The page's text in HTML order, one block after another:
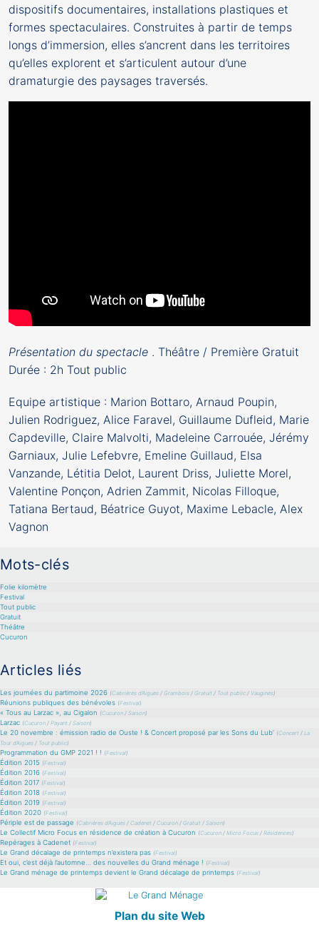
dispositifs documentaires, installations plastiques et
formes spectaculaires. Construites à partir de temps
longs d’immersion, elles s’ancrent dans les territoires
qu’elles explorent et s’articulent autour d’une
dramaturgie des paysages traversés.
Présentation du spectacle . Théâtre / Première Gratuit
Durée : 2h Tout public
Equipe artistique : Marion Bottaro, Arnaud Poupin,
Julien Rodriguez, Alice Faravel, Guillaume Dufleid, Marie
Capdeville, Claire Malvolti, Madeleine Carrouée, Jérémy
Garniaux, Julie Lefebvre, Emeline Guillaud, Elsa
Vanzande, Létitia Delot, Laurent Driss, Juliette Morel,
Valentine Ponçon, Adrien Zammit, Nicolas Filloque,
Tatiana Bertaud, Béatrice Guyot, Maxime Lebacle, Alex
Vagnon
Mots-clés
Folie kilomètre
Festival
Tout public
Gratuit
Théâtre
Cucuron
Articles liés
Les journées du partimoine 2026 (Cabrières d’Aigues / Grambois / Gratuit / Tout public / Vaugines)
Réunions publiques des bénévoles (Festival)
« Tous au Larzac », au Cigalon (Cucuron / Saison)
Larzac (Cucuron / Payant / Saison)
Le 20 novembre : émission radio de Ouste ! & Concert proposé par les Sons du Lub’ (Concert / La
Tour d’Aigues / Tout public)
Programmation du GMP 2021 ! ! (Festival)
Édition 2015 (Festival)
Édition 2016 (Festival)
Édition 2017 (Festival)
Édition 2018 (Festival)
Édition 2019 (Festival)
Édition 2020 (Festival)
Périple est de passage (Cabrières d’Aigues / Cadenet / Cucuron / Gratuit / Saison)
Le Collectif Micro Focus en résidence de création à Cucuron (Cucuron / Micro Focus / Résidences)
Repérages à Cadenet (Festival)
Le Grand décalage de printemps n’existera pas (Festival)
Et oui, c’est déjà l’automne… des nouvelles du Grand ménage ! (Festival)
Le Grand ménage de printemps devient le Grand décalage de printemps (Festival)
Plan du site Web